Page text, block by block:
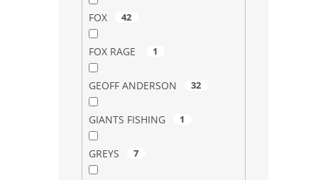
FOX 42
FOX RAGE 1
GEOFF ANDERSON 32
GIANTS FISHING 1
GREYS 7